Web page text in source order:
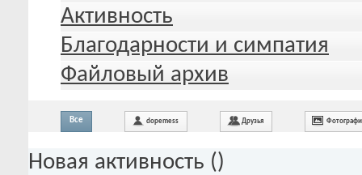
Активность
Благодарности и симпатия
Файловый архив
Все dopemess Друзья
Новая активность ()